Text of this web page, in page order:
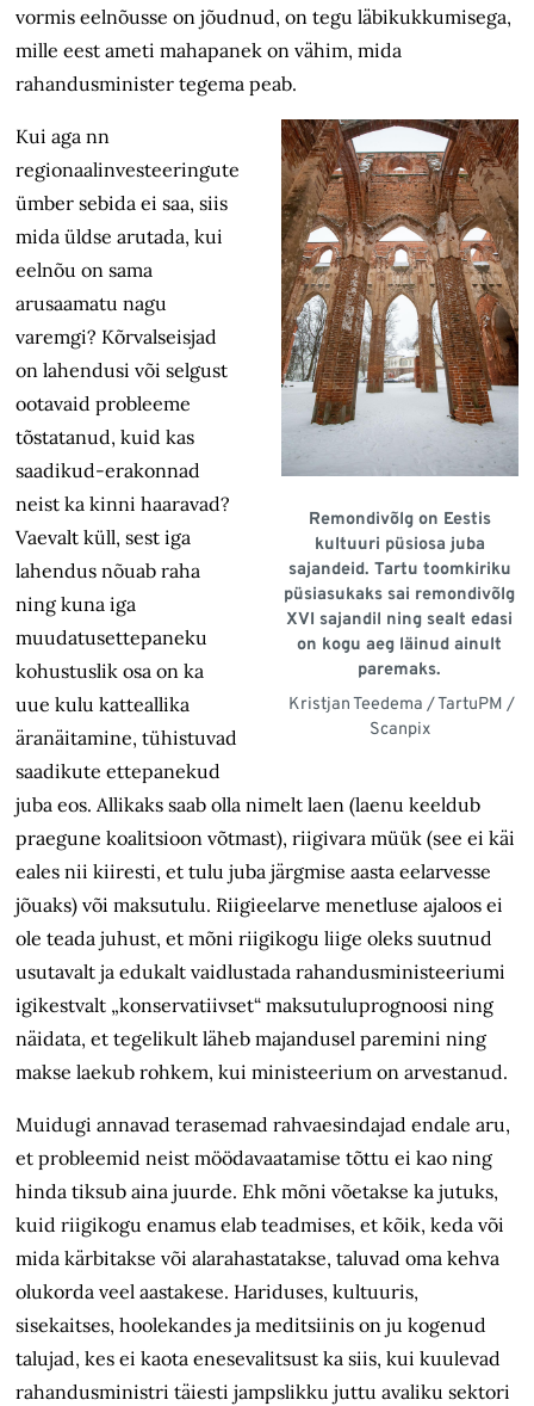
vormis eelnõusse on jõudnud, on tegu läbikukkumisega,
mille eest ameti mahapanek on vähim, mida
rahandusminister tegema peab.
Remondivõlg on Eestis
kultuuri püsiosa juba
sajandeid. Tartu toomkiriku
püsiasukaks sai remondivõlg
XVI sajandil ning sealt edasi
on kogu aeg läinud ainult
paremaks.
Kristjan Teedema / TartuPM /
Scanpix
Kui aga nn
regionaalinvesteeringute
ümber sebida ei saa, siis
mida üldse arutada, kui
eelnõu on sama
arusaamatu nagu
varemgi? Kõrvalseisjad
on lahendusi või selgust
ootavaid probleeme
tõstatanud, kuid kas
saadikud-erakonnad
neist ka kinni haaravad?
Vaevalt küll, sest iga
lahendus nõuab raha
ning kuna iga
muudatusettepaneku
kohustuslik osa on ka
uue kulu katteallika
äranäitamine, tühistuvad
saadikute ettepanekud
juba eos. Allikaks saab olla nimelt laen (laenu keeldub
praegune koalitsioon võtmast), riigivara müük (see ei käi
eales nii kiiresti, et tulu juba järgmise aasta eelarvesse
jõuaks) või maksutulu. Riigieelarve menetluse ajaloos ei
ole teada juhust, et mõni riigikogu liige oleks suutnud
usutavalt ja edukalt vaidlustada rahandusministeeriumi
igikestvalt „konservatiivset“ maksutuluprognoosi ning
näidata, et tegelikult läheb majandusel paremini ning
makse laekub rohkem, kui ministeerium on arvestanud.
Muidugi annavad terasemad rahva­esindajad endale aru,
et probleemid neist möödavaatamise tõttu ei kao ning
hinda tiksub aina juurde. Ehk mõni võetakse ka jutuks,
kuid riigikogu enamus elab teadmises, et kõik, keda või
mida kärbitakse või alarahastatakse, taluvad oma kehva
olukorda veel aastakese. Hariduses, kultuuris,
sisekaitses, hoole­kandes ja meditsiinis on ju kogenud
talujad, kes ei kaota enesevalitsust ka siis, kui kuulevad
rahandusministri täiesti jampslikku juttu avaliku sektori